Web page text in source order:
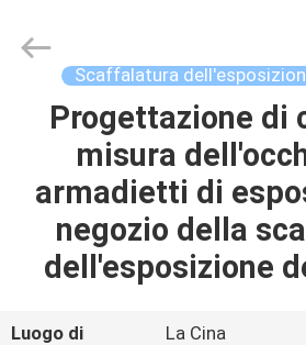
CASA
PRODOTTI
VIDEO
CIRCA
Display
Shelves
Scaffalatura
Progettazione di
misura
armadietti di
negozio della
dell'esposizione
Luogo di
La Cina